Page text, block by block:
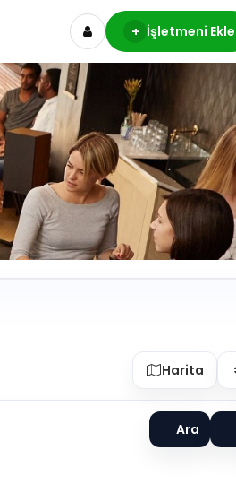
+ İşletmeni Ekle
Harita
Ara